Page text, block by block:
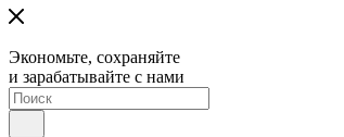
Экономьте, сохраняйте
и зарабатывайте с нами